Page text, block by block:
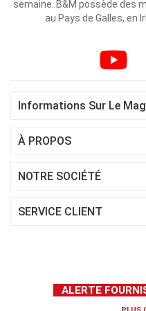
semaine. B&M possède des
au Pays de Galles, en
Informations Sur Le
À PROPOS
NOTRE SOCIÉTÉ
SERVICE CLIENT
ALERTE